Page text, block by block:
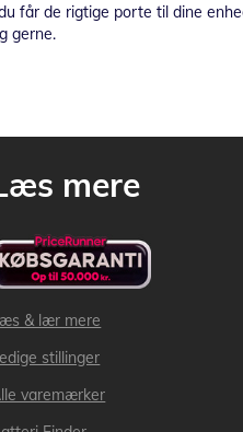
får de rigtige porte til dine
gerne.
mere
& lær mere
stillinger
varemærker